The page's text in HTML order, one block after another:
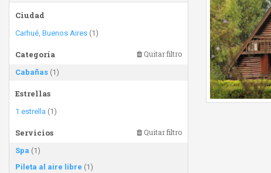
Ciudad
Carhué, Buenos Aires (1)
Categoría Quitar filtro
Cabañas (1)
Estrellas
1 estrella (1)
Servicios Quitar filtro
Spa (1)
Pileta al aire libre (1)